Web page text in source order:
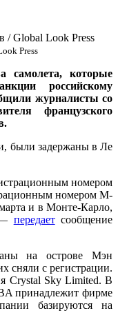
Press
самолета, которые
российскому
журналисты со
французского
были задержаны в Ле
номером
номером M-
и в Монте-Карло,
передаетсообщение
на острове Мэн
сняли с регистрации.
Crystal Sky Limited. В
принадлежит фирме
базируются на